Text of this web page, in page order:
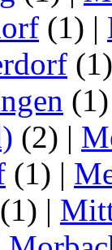
(1) |
(1)
(1)
(2) |
(1) |
(1) |